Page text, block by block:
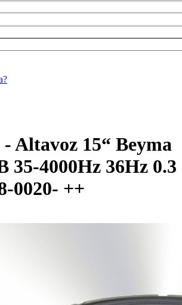
Altavoz 15“ Beyma
35-4000Hz 36Hz 0.3
0020- ++